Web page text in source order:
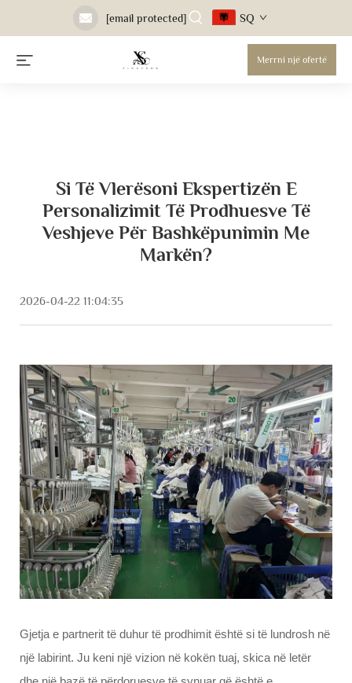
[email protected] SQ
Merrni një ofertë
Si Të Vlerësoni Ekspertizën E
Personalizimit Të Prodhuesve Të
Veshjeve Për Bashkëpunimin Me
Markën?
2026-04-22 11:04:35
Gjetja e partnerit të duhur të prodhimit është si të lundrosh në
një labirint. Ju keni një vizion në kokën tuaj, skica në letër